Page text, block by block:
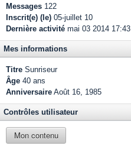
Messages 122
Inscrit(e) (le) 05-juillet 10
Dernière activité mai 03 2014 17:43
Mes informations
Titre Sunriseur
Âge 40 ans
Anniversaire Août 16, 1985
Contrôles utilisateur
Mon contenu